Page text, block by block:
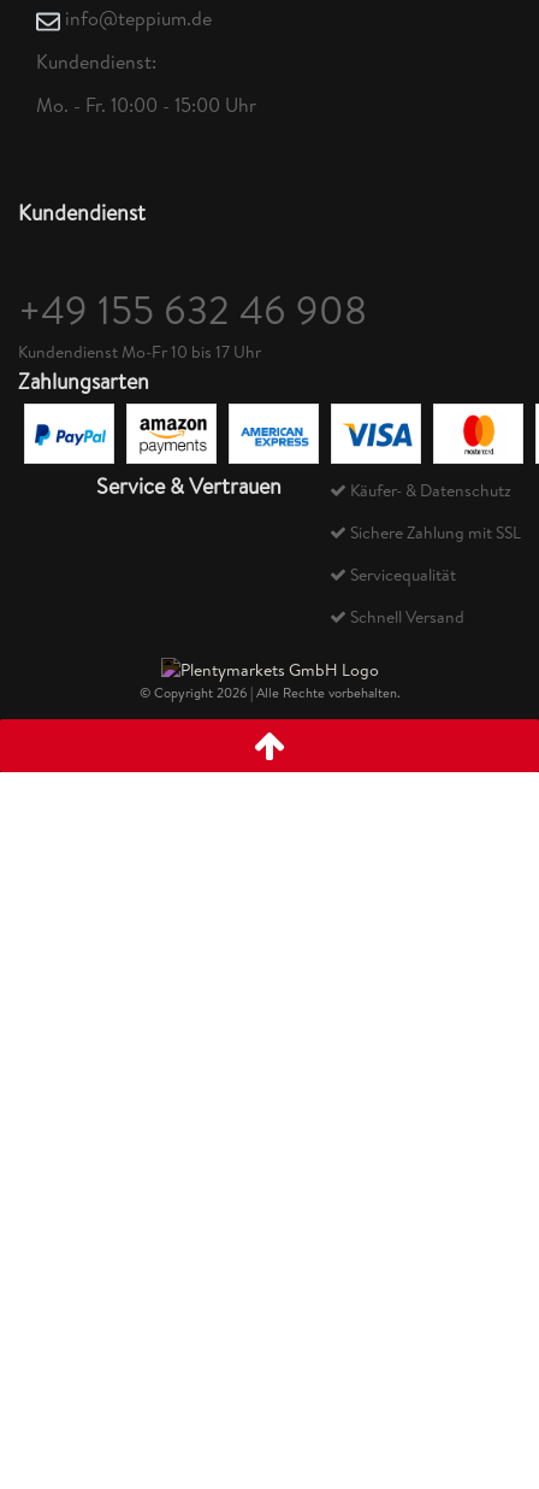
info@teppium.de
Kundendienst:
Mo. - Fr. 10:00 - 15:00 Uhr
Kundendienst
+49 155 632 46 908
Kundendienst Mo-Fr 10 bis 17 Uhr
Zahlungsarten
Service & Vertrauen
Käufer- & Datenschutz
Sichere Zahlung mit SSL
Servicequalität
Schnell Versand
© Copyright 2026 | Alle Rechte vorbehalten.